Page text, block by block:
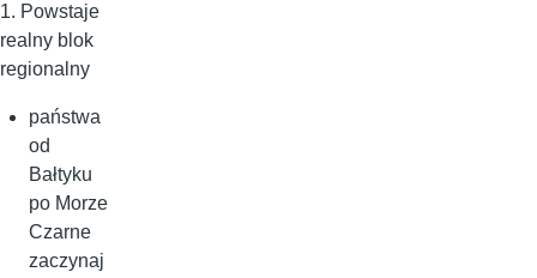
1. Powstaje
realny blok
regionalny
państwa
od
Bałtyku
po Morze
Czarne
zaczynaj